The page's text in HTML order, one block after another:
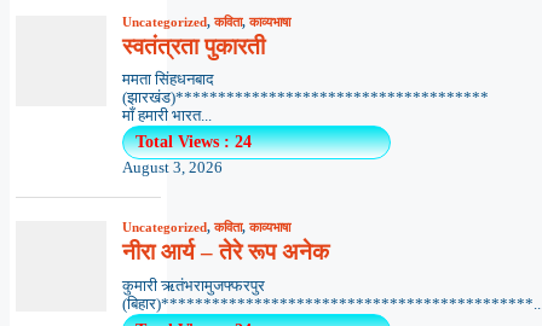
Uncategorized,कविता,काव्यभाषा
स्वतंत्रता पुकारती
ममता सिंहधनबाद
(झारखंड)*************************************
माँ हमारी भारत...
Total Views : 24
August 3, 2026
Uncategorized,कविता,काव्यभाषा
नीरा आर्य – तेरे रूप अनेक
कुमारी ऋतंभरामुजफ्फरपुर